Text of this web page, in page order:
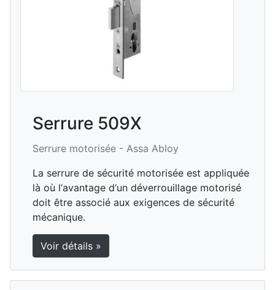
Serrure 509X
Serrure motorisée - Assa Abloy
La serrure de sécurité motorisée est appliquée
là où l‘avantage d‘un déverrouillage motorisé
doit être associé aux exigences de sécurité
mécanique.
Voir détails »